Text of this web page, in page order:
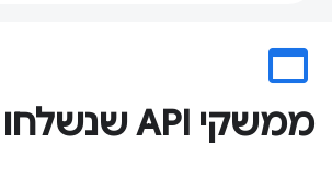
web_asset
ממשקי API שנשלחו